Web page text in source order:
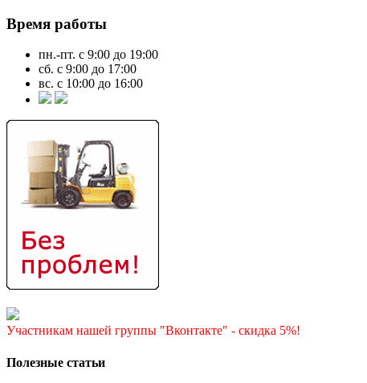
Время работы
пн.-пт. с 9:00 до 19:00
сб. с 9:00 до 17:00
вс. с 10:00 до 16:00
Участникам нашей группы "Вконтакте" - скидка 5%!
Полезные статьи